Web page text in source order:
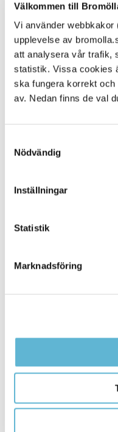
Välkommen till
Vi använder
upplevelse av
att analysera vår trafik,
statistik. Vissa cookies
ska fungera korrekt
av. Nedan finns de val
Nödvändig
Inställningar
Statistik
Marknadsföring
Bokning av
Klicka här för att
Schemaläggning.
Storgatan 48
Pauline Jaldeheim